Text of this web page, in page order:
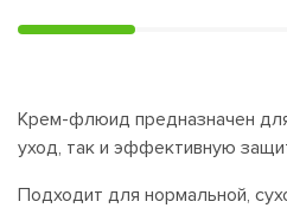
Крем-флюид предназначен
уход, так и эффективную
Подходит для нормальной,